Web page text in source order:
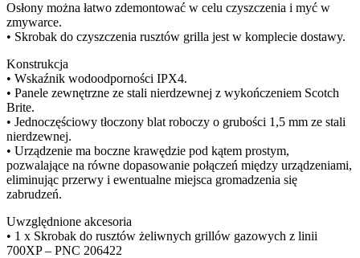
Osłony można łatwo zdemontować w celu czyszczenia i myć w
zmywarce.
• Skrobak do czyszczenia rusztów grilla jest w komplecie dostawy.
Konstrukcja
• Wskaźnik wodoodporności IPX4.
• Panele zewnętrzne ze stali nierdzewnej z wykończeniem Scotch
Brite.
• Jednoczęściowy tłoczony blat roboczy o grubości 1,5 mm ze stali
nierdzewnej.
• Urządzenie ma boczne krawędzie pod kątem prostym,
pozwalające na równe dopasowanie połączeń między urządzeniami,
eliminując przerwy i ewentualne miejsca gromadzenia się
zabrudzeń.
Uwzględnione akcesoria
• 1 x Skrobak do rusztów żeliwnych grillów gazowych z linii
700XP – PNC 206422